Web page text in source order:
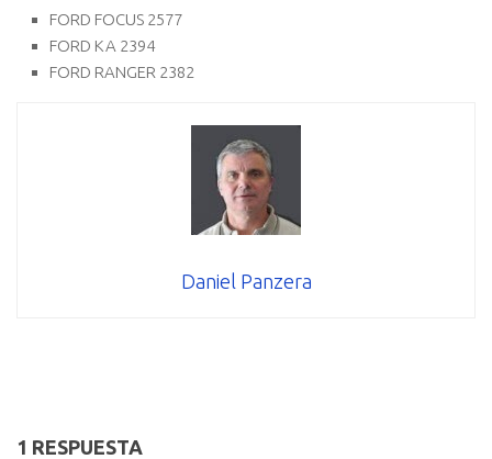
FORD FOCUS 2577
FORD KA 2394
FORD RANGER 2382
Daniel Panzera
1 RESPUESTA